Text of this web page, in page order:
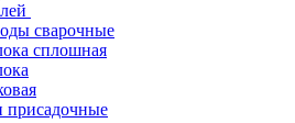
сварочные
сплошная
присадочные